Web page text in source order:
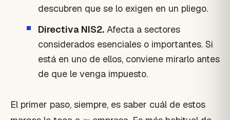
descubren que se lo exigen en un pliego.
Directiva NIS2. Afecta a sectores
considerados esenciales o importantes. Si
está en uno de ellos, conviene mirarlo antes
de que le venga impuesto.
El primer paso, siempre, es saber cuál de estos